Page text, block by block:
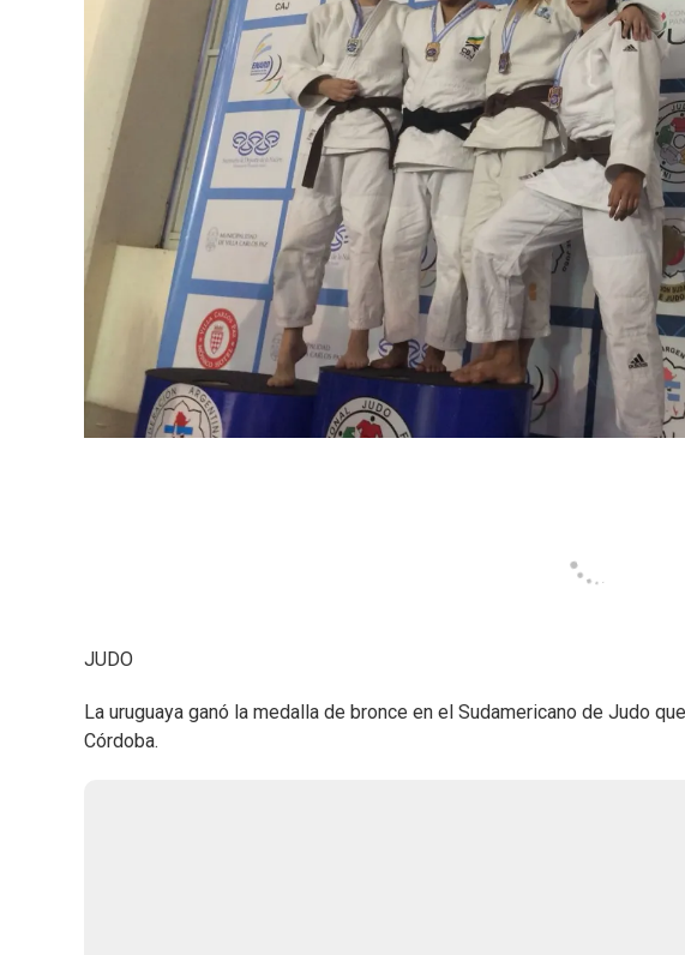
JUDO
La uruguaya ganó la medalla de bronce en el Sudamericano de Judo
Córdoba.